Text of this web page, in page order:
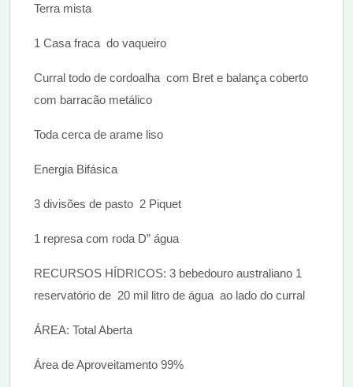
Terra mista
1 Casa fraca do vaqueiro
Curral todo de cordoalha com Bret e balança coberto
com barracão metálico
Toda cerca de arame liso
Energia Bifásica
3 divisões de pasto 2 Piquet
1 represa com roda D” água
RECURSOS HÍDRICOS: 3 bebedouro australiano 1
reservatório de 20 mil litro de água ao lado do curral
ÁREA: Total Aberta
Área de Aproveitamento 99%